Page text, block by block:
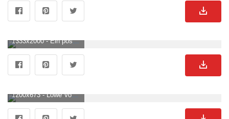
1333x2000 - Ein poster für den könig der löwen mit einem weißen löwenbaby, das in rosa blumen sitzt. Löwen Bild.
1200x673 - Löwe Von Hogwarts Wappentapete, Hufflepuff Bild Hintergrund, Foto und Bild zum kostenlosen Download. Löwen Hintergrund .